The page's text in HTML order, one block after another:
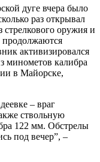
дуге вчера было
раз открывал
стрелкового оружия и
продолжаются
активизировался
минометов калибра
в Майорске,
– враг
ствольную
122 мм. Обстрелы
под вечер”, –